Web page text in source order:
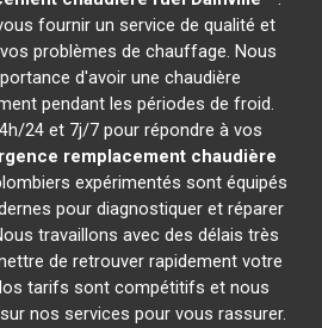
fournir un service de qualité et
problèmes de chauffage. Nous
d'avoir une chaudière
pendant les périodes de froid.
24 et 7j/7 pour répondre à vos
remplacement chaudière
expérimentés sont équipés
pour diagnostiquer et réparer
travaillons avec des délais très
de retrouver rapidement votre
tarifs sont compétitifs et nous
nos services pour vous rassurer.